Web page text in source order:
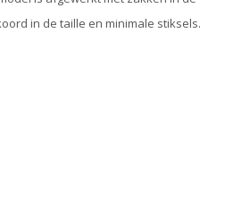
in de taille en minimale stiksels.